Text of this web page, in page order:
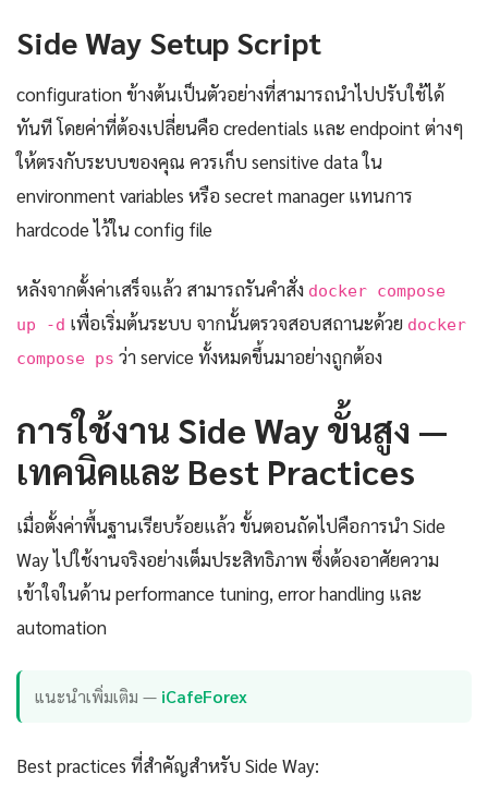
Side Way Setup Script
configuration ข้างต้นเป็นตัวอย่างที่สามารถนำไปปรับใช้ได้
ทันที โดยค่าที่ต้องเปลี่ยนคือ credentials และ endpoint ต่างๆ
ให้ตรงกับระบบของคุณ ควรเก็บ sensitive data ใน
environment variables หรือ secret manager แทนการ
hardcode ไว้ใน config file
หลังจากตั้งค่าเสร็จแล้ว สามารถรันคำสั่ง docker compose
up -d เพื่อเริ่มต้นระบบ จากนั้นตรวจสอบสถานะด้วย docker
compose ps ว่า service ทั้งหมดขึ้นมาอย่างถูกต้อง
การใช้งาน Side Way ขั้นสูง —
เทคนิคและ Best Practices
เมื่อตั้งค่าพื้นฐานเรียบร้อยแล้ว ขั้นตอนถัดไปคือการนำ Side
Way ไปใช้งานจริงอย่างเต็มประสิทธิภาพ ซึ่งต้องอาศัยความ
เข้าใจในด้าน performance tuning, error handling และ
automation
แนะนำเพิ่มเติม — iCafeForex
Best practices ที่สำคัญสำหรับ Side Way: